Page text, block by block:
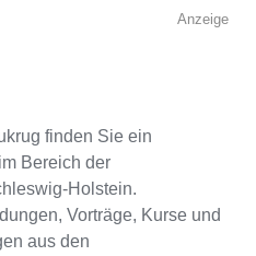
Anzeige
finden Sie ein
Bereich der
Holstein.
Vorträge, Kurse und
aus den